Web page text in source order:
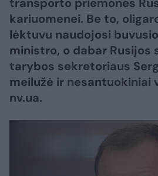
kariuomenei. Be to,
lėktuvu naudojosi
ministro, o dabar Rusijos
tarybos sekretoriaus
meilužė ir nesantuokiniai
nv.ua.